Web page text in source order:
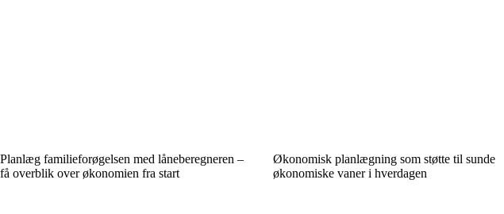
Planlæg familieforøgelsen med låneberegneren –
få overblik over økonomien fra start
Økonomisk planlægning som støtte til sunde
økonomiske vaner i hverdagen